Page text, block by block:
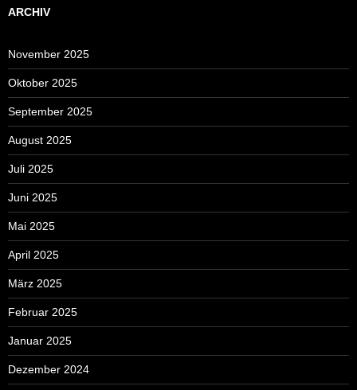
ARCHIV
November 2025
Oktober 2025
September 2025
August 2025
Juli 2025
Juni 2025
Mai 2025
April 2025
März 2025
Februar 2025
Januar 2025
Dezember 2024